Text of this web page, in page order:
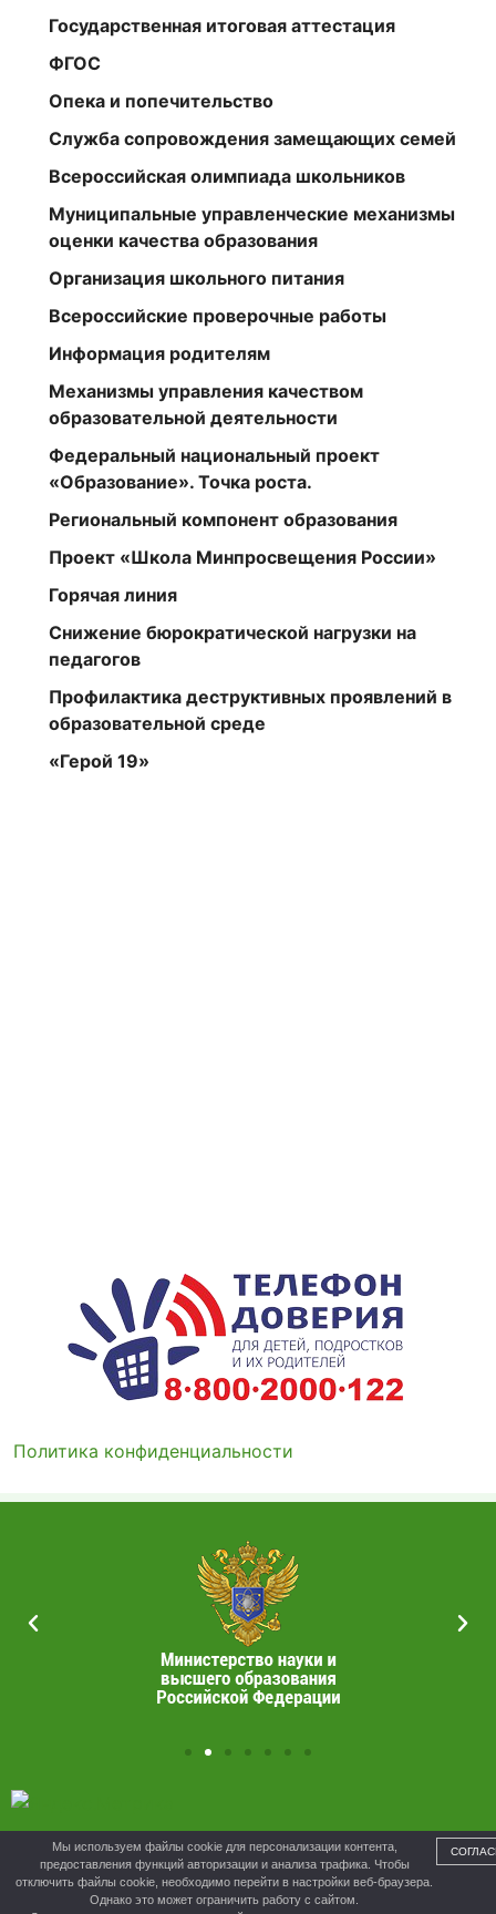
Государственная итоговая аттестация
ФГОС
Опека и попечительство
Служба сопровождения замещающих семей
Всероссийская олимпиада школьников
Муниципальные управленческие механизмы
оценки качества образования
Организация школьного питания
Всероссийские проверочные работы
Информация родителям
Механизмы управления качеством
образовательной деятельности
Федеральный национальный проект
«Образование». Точка роста.
Региональный компонент образования
Проект «Школа Минпросвещения России»
Горячая линия
Снижение бюрократической нагрузки на
педагогов
Профилактика деструктивных проявлений в
образовательной среде
«Герой 19»
Политика конфиденциальности
УПРАВЛЕНИЕ ОБРАЗОВАНИЯ ОРДЖОНИКИДЗЕВСКОГО
МУНИЦИПАЛЬНОГО РАЙОНА
Мы используем файлы cookie для персонализации контента,
предоставления функций авторизации и анализа трафика. Чтобы
отключить файлы cookie, необходимо перейти в настройки веб-браузера.
Однако это может ограничить работу с сайтом.